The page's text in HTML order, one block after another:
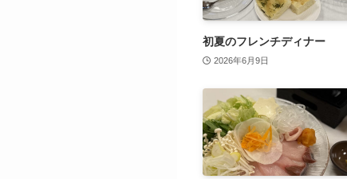
初夏のフレンチディナー
2026年6月9日